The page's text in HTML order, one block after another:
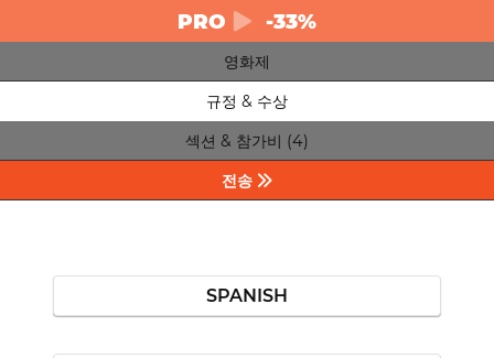
PRO -33%
영화제
규정 & 수상
섹션 & 참가비 (4)
전송
SPANISH